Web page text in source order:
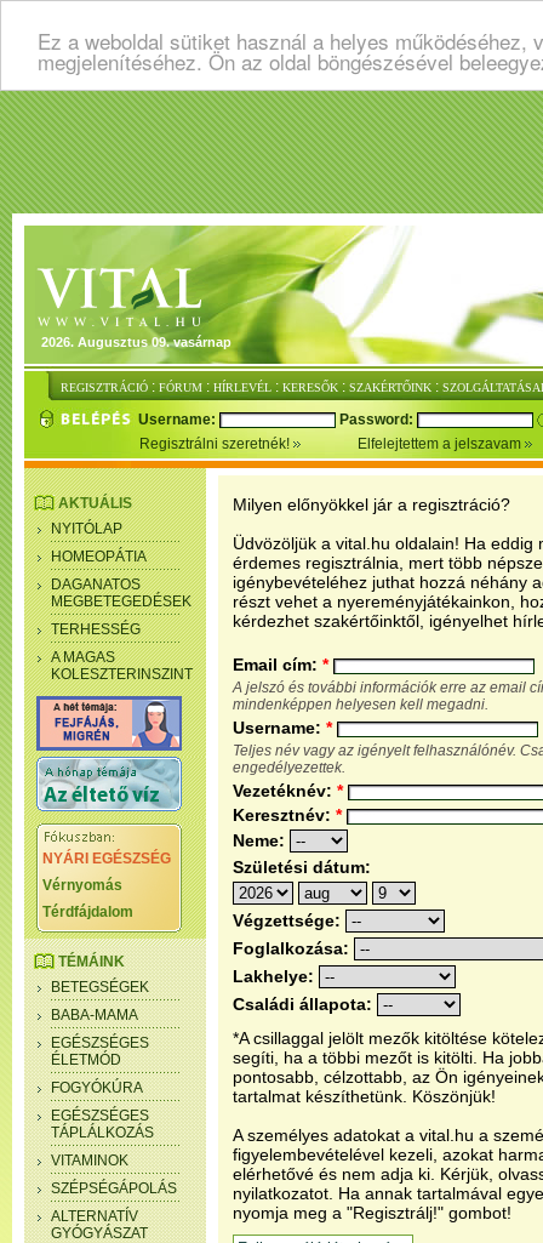
Ez a weboldal sütiket használ a helyes
megjelenítéséhez. Ön az oldal böngészésével
2026. Augusztus 09. vasárnap
REGISZTRÁCIÓ : FÓRUM : HÍRLEVÉL : KERESŐK : SZAKÉRTŐINK :
Username:
Password:
Regisztrálni szeretnék!
Elfelejtettem a jelszavam
AKTUÁLIS
NYITÓLAP
HOMEOPÁTIA
DAGANATOS
MEGBETEGEDÉSEK
TERHESSÉG
A MAGAS
KOLESZTERINSZINT
NYÁRI EGÉSZSÉG
Vérnyomás
Térdfájdalom
TÉMÁINK
BETEGSÉGEK
BABA-MAMA
EGÉSZSÉGES
ÉLETMÓD
FOGYÓKÚRA
EGÉSZSÉGES
TÁPLÁLKOZÁS
VITAMINOK
SZÉPSÉGÁPOLÁS
ALTERNATÍV
GYÓGYÁSZAT
Milyen előnyökkel jár a regisztráció?
Üdvözöljük a vital.hu oldalain! Ha eddig
érdemes regisztrálnia, mert több
igénybevételéhez juthat hozzá néhány
részt vehet a nyereményjátékainkon,
kérdezhet szakértőinktől, igényelhet
Email cím: *
A jelszó és további információk erre az email
mindenképpen helyesen kell megadni.
Username: *
Teljes név vagy az igényelt felhasználónév.
engedélyezettek.
Vezetéknév: *
Keresztnév: *
Neme:
Születési dátum:
Végzettsége:
Foglalkozása:
Lakhelye:
Családi állapota:
*A csillaggal jelölt mezők kitöltése
segíti, ha a többi mezőt is kitölti. Ha
pontosabb, célzottabb, az Ön
tartalmat készíthetünk. Köszönjük!
A személyes adatokat a vital.hu a
figyelembevételével kezeli, azokat
elérhetővé és nem adja ki. Kérjük,
nyilatkozatot. Ha annak tartalmával
nyomja meg a "Regisztrálj!" gombot!